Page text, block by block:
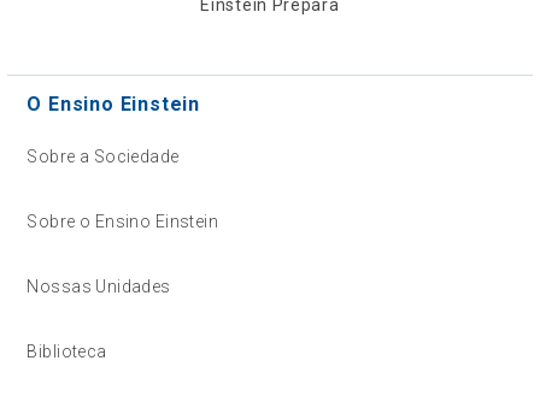
Einstein Prepara
O Ensino Einstein
Sobre a Sociedade
Sobre o Ensino Einstein
Nossas Unidades
Biblioteca